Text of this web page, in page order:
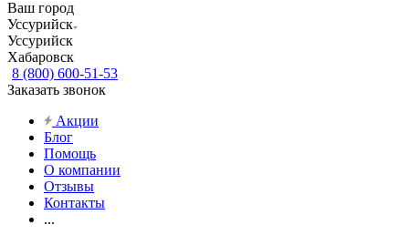
Ваш город
Уссурийск
Уссурийск
Хабаровск
8 (800) 600-51-53
Заказать звонок
Акции
Блог
Помощь
О компании
Отзывы
Контакты
...